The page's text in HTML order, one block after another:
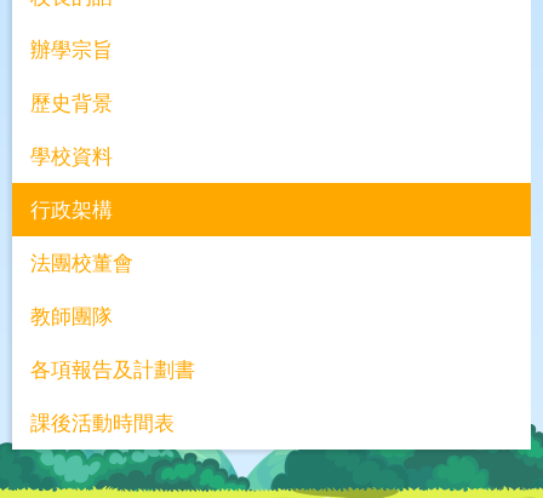
辦學宗旨
歷史背景
學校資料
行政架構
法團校董會
教師團隊
各項報告及計劃書
課後活動時間表